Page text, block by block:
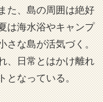
た、島の周囲は絶好
は海水浴やキャンプ
な島が活気づく。
、日常とはかけ離れ
なっている。